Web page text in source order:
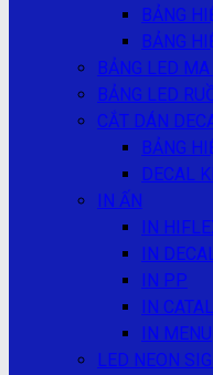
BẢNG
BẢNG
BẢNG LED
BẢNG LED
CẮT DÁN
BẢNG
DECAL
IN ẤN
IN
IN
IN PP
IN
IN MENU
LED NEON